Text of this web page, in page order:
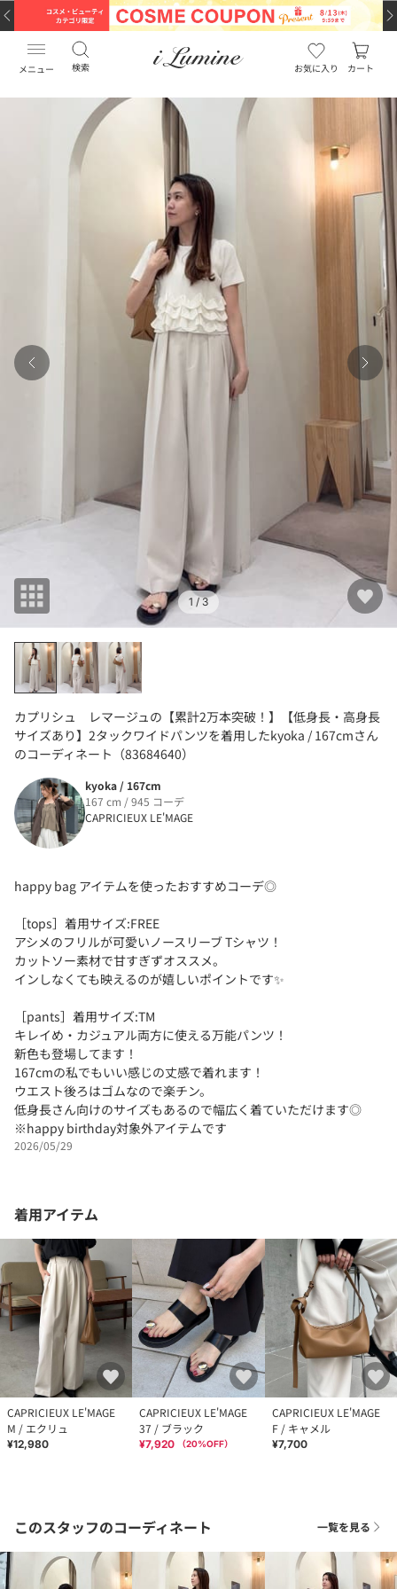
メニュー 検索 お気に入り カート
1 / 3
カプリシュ レマージュの【累計2万本突破！】【低身長・高身長
サイズあり】2タックワイドパンツを着用したkyoka / 167cmさん
のコーディネート（83684640）
kyoka / 167cm
167 cm / 945 コーデ
CAPRICIEUX LE'MAGE
happy bag アイテムを使ったおすすめコーデ◎
［tops］着用サイズ:FREE
アシメのフリルが可愛いノースリーブ Tシャツ！
カットソー素材で甘すぎずオススメ。
インしなくても映えるのが嬉しいポイントです✨
［pants］着用サイズ:TM
キレイめ・カジュアル両方に使える万能パンツ！
新色も登場してます！
167cmの私でもいい感じの丈感で着れます！
ウエスト後ろはゴムなので楽チン。
低身長さん向けのサイズもあるので幅広く着ていただけます◎
※happy birthday対象外アイテムです
2026/05/29
着用アイテム
CAPRICIEUX LE'MAGE
M / エクリュ
¥12,980
CAPRICIEUX LE'MAGE
37 / ブラック
¥7,920 （20%OFF）
CAPRICIEUX LE'MAGE
F / キャメル
¥7,700
このスタッフのコーディネート 一覧を見る